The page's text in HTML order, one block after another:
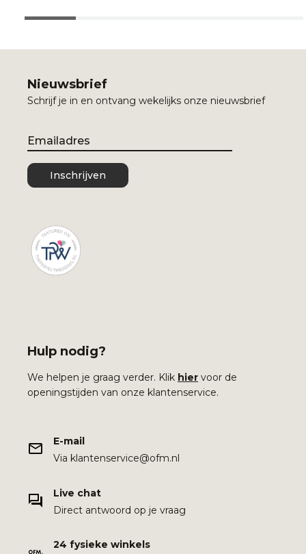
Nieuwsbrief
Schrijf je in en ontvang wekelijks onze nieuwsbrief
Email
Inschrijven
Hulp nodig?
We helpen je graag verder. Klik hier voor de
openingstijden van onze klantenservice.
E-mail
Via klantenservice@ofm.nl
Live chat
Direct antwoord op je vraag
24 fysieke winkels